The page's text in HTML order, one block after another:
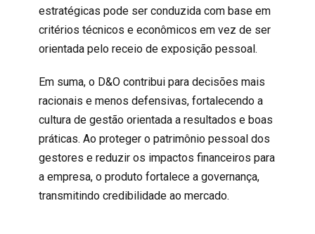
estratégicas pode ser conduzida com base em
critérios técnicos e econômicos em vez de ser
orientada pelo receio de exposição pessoal.
Em suma, o D&O contribui para decisões mais
racionais e menos defensivas, fortalecendo a
cultura de gestão orientada a resultados e boas
práticas. Ao proteger o patrimônio pessoal dos
gestores e reduzir os impactos financeiros para
a empresa, o produto fortalece a governança,
transmitindo credibilidade ao mercado.